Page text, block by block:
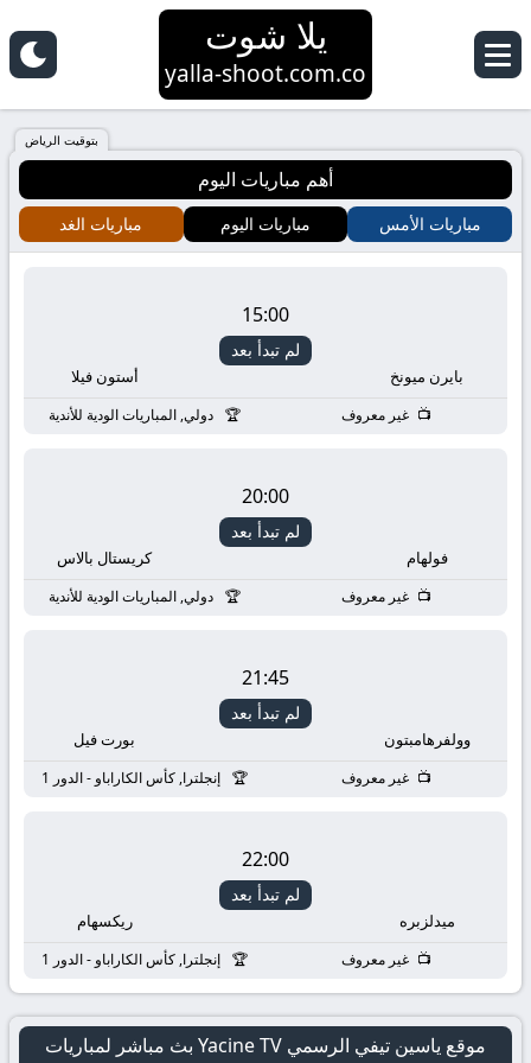
يلا شوت
yalla-shoot.com.co
بتوقيت الرياض
أهم مباريات اليوم
مباريات الأمس مباريات اليوم مباريات الغد
بايرن ميونخ
15:00
لم تبدأ بعد
أستون فيلا
غير معروف دولي, المباريات الودية للأندية
فولهام
20:00
لم تبدأ بعد
كريستال بالاس
غير معروف دولي, المباريات الودية للأندية
وولفرهامبتون
21:45
لم تبدأ بعد
بورت فيل
غير معروف إنجلترا, كأس الكاراباو - الدور 1
ميدلزبره
22:00
لم تبدأ بعد
ريكسهام
غير معروف إنجلترا, كأس الكاراباو - الدور 1
موقع ياسين تيفي الرسمي Yacine TV بث مباشر لمباريات